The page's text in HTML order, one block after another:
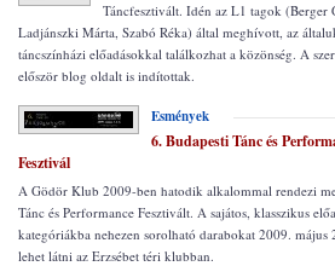
Táncfesztivált. Idén az L1 tagok (Berger
Ladjánszki Márta, Szabó Réka) által meghívott, az
táncszínházi előadásokkal találkozhat a közönség. A
először blog oldalt is indítottak.
Esmények
6. Budapesti Tánc és
Fesztivál
A Gödör Klub 2009-ben hatodik alkalommal rendezi
Tánc és Performance Fesztivált. A sajátos, klasszikus
kategóriákba nehezen sorolható darabokat 2009. május
lehet látni az Erzsébet téri klubban.